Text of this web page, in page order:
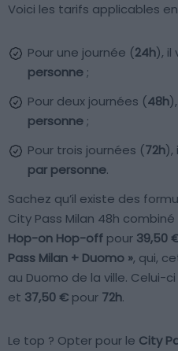
Voici les tarifs applicables en
Pour une journée (24h), il
personne;
Pour deux journées (48h
personne;
Pour trois journées (72h),
par personne.
Sachez qu’il existe des
City Pass Milan 48h
Hop-on Hop-off pour 39,50
Pass Milan + Duomo », qui,
au Duomo de la ville. Celui-
et 37,50 € pour 72h.
Le top ? Opter pour le City